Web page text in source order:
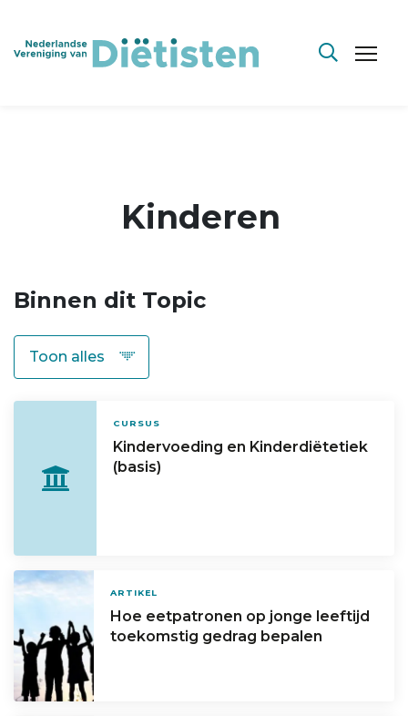
Kinderen
Binnen dit Topic
CURSUS
Kindervoeding en Kinderdiëtetiek
(basis)
ARTIKEL
Hoe eetpatronen op jonge leeftijd
toekomstig gedrag bepalen